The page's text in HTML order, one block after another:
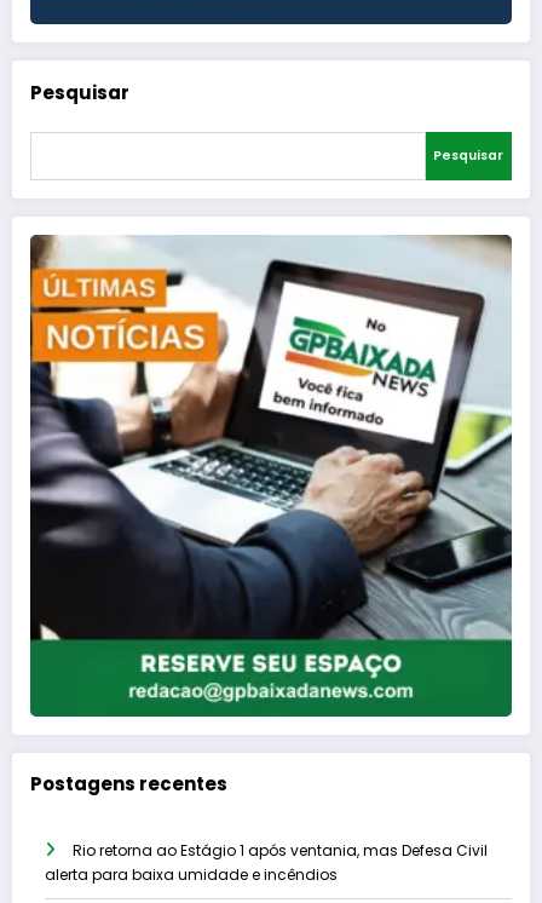
Pesquisar
Pesquisar
Postagens recentes
Rio retorna ao Estágio 1 após ventania, mas Defesa Civil
alerta para baixa umidade e incêndios